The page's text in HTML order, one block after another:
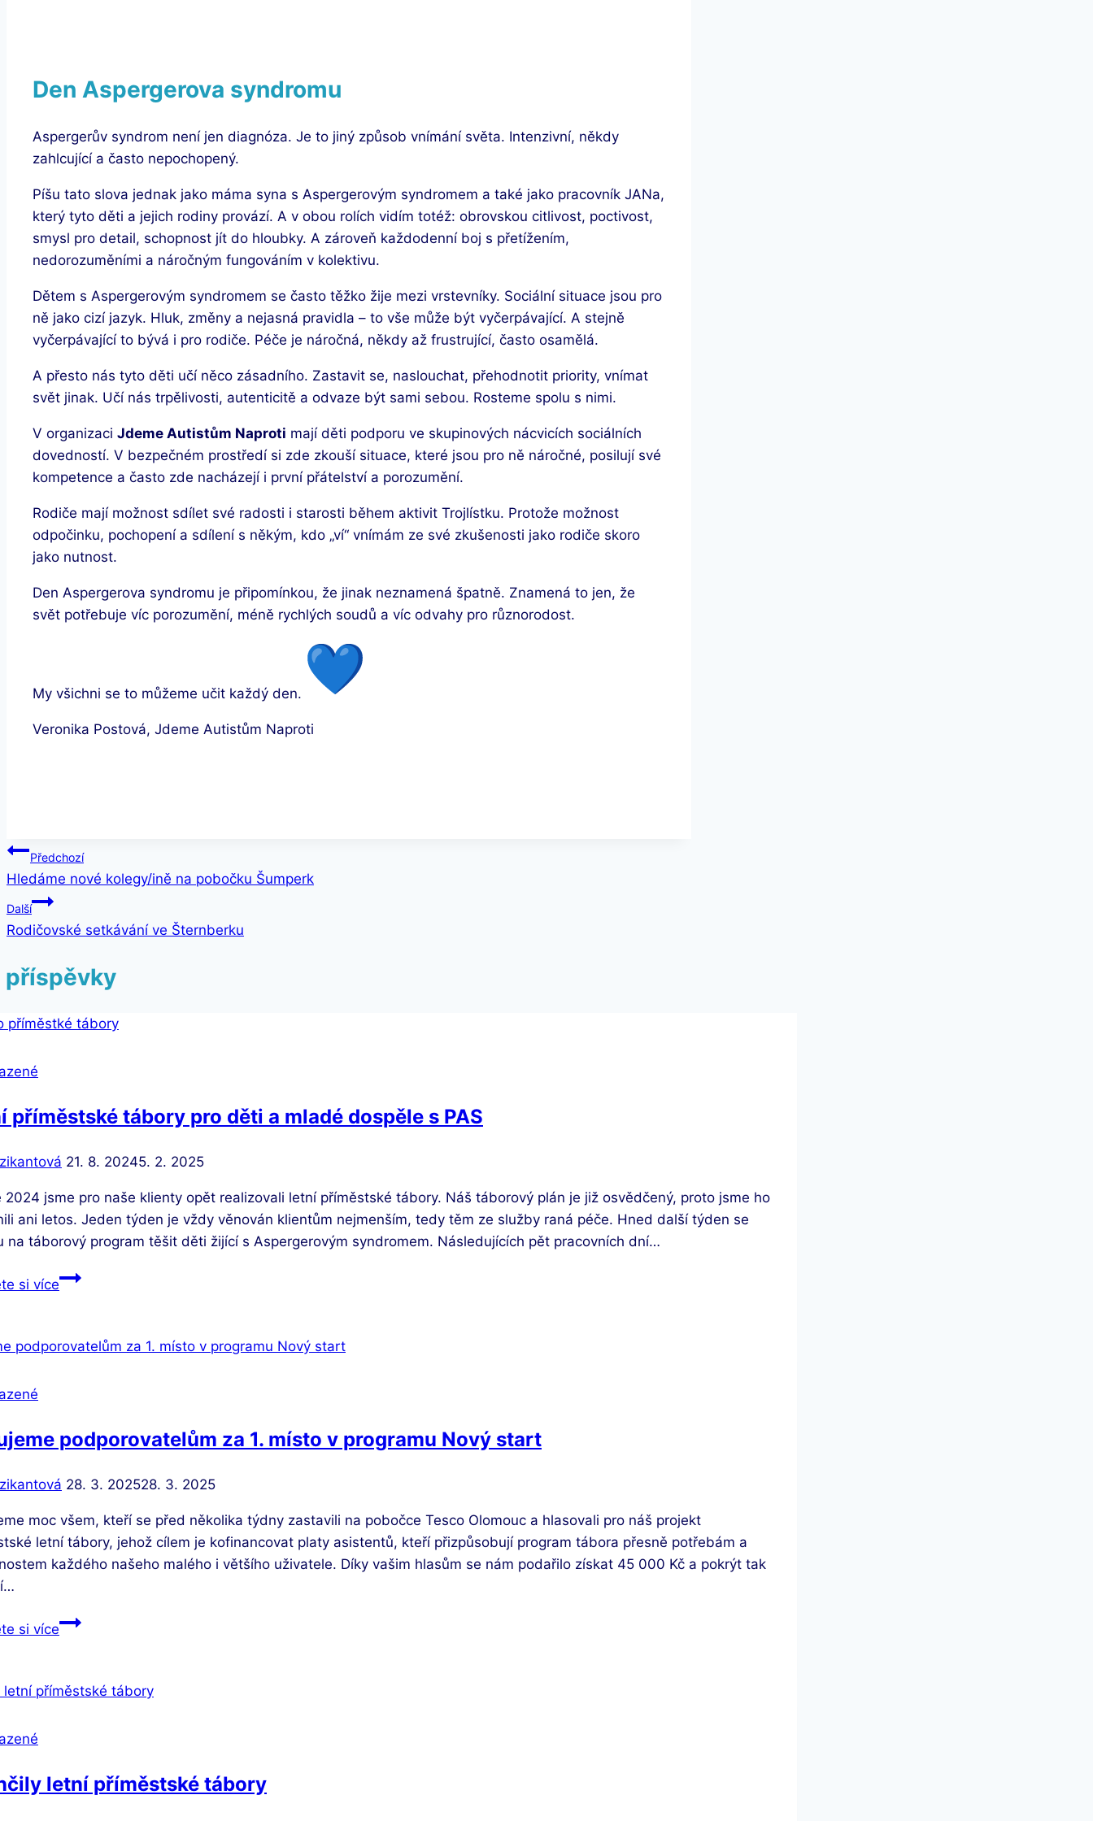
Den Aspergerova syndromu
Aspergerův syndrom není jen diagnóza. Je to jiný způsob vnímání světa. Intenzivní, někdy
zahlcující a často nepochopený.
Píšu tato slova jednak jako máma syna s Aspergerovým syndromem a také jako pracovník JANa,
který tyto děti a jejich rodiny provází. A v obou rolích vidím totéž: obrovskou citlivost, poctivost,
smysl pro detail, schopnost jít do hloubky. A zároveň každodenní boj s přetížením,
nedorozuměními a náročným fungováním v kolektivu.
Dětem s Aspergerovým syndromem se často těžko žije mezi vrstevníky. Sociální situace jsou pro
ně jako cizí jazyk. Hluk, změny a nejasná pravidla – to vše může být vyčerpávající. A stejně
vyčerpávající to bývá i pro rodiče. Péče je náročná, někdy až frustrující, často osamělá.
A přesto nás tyto děti učí něco zásadního. Zastavit se, naslouchat, přehodnotit priority, vnímat
svět jinak. Učí nás trpělivosti, autenticitě a odvaze být sami sebou. Rosteme spolu s nimi.
V organizaci Jdeme Autistům Naproti mají děti podporu ve skupinových nácvicích sociálních
dovedností. V bezpečném prostředí si zde zkouší situace, které jsou pro ně náročné, posilují své
kompetence a často zde nacházejí i první přátelství a porozumění.
Rodiče mají možnost sdílet své radosti i starosti během aktivit Trojlístku. Protože možnost
odpočinku, pochopení a sdílení s někým, kdo „ví“ vnímám ze své zkušenosti jako rodiče skoro
jako nutnost.
Den Aspergerova syndromu je připomínkou, že jinak neznamená špatně. Znamená to jen, že
svět potřebuje víc porozumění, méně rychlých soudů a víc odvahy pro různorodost.
My všichni se to můžeme učit každý den.
Veronika Postová, Jdeme Autistům Naproti
Navigace
pro
příspěvek
Předchozí
Hledáme nové kolegy/ině na pobočku Šumperk
Další
Rodičovské setkávání ve Šternberku
příspěvky
příměstské tábory pro děti a mladé dospěle s PAS
21. 8. 20245. 2. 2025
2024 jsme pro naše klienty opět realizovali letní příměstské tábory. Náš táborový plán je již osvědčený, proto jsme ho
ani letos. Jeden týden je vždy věnován klientům nejmenším, tedy těm ze služby raná péče. Hned další týden se
na táborový program těšit děti žijící s Aspergerovým syndromem. Následujících pět pracovních dní…
si víceLetní
pro
dospěle
s
PAS
podporovatelům za 1. místo v programu Nový start
28. 3. 202528. 3. 2025
moc všem, kteří se před několika týdny zastavili na pobočce Tesco Olomouc a hlasovali pro náš projekt
letní tábory, jehož cílem je kofinancovat platy asistentů, kteří přizpůsobují program tábora přesně potřebám a
každého našeho malého i většího uživatele. Díky vašim hlasům se nám podařilo získat 45 000 Kč a pokrýt tak
si víceDěkujeme
1.
Nový
start
letní příměstské tábory